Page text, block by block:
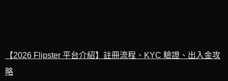
【2026 Flipster 平台介紹】 註冊流程、KYC 驗證、出入金攻
略